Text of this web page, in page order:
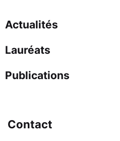
Actualités
Lauréats
Publications
Contact